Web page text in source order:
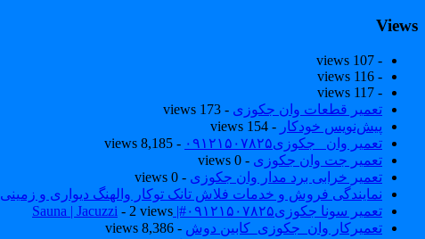
Views
- 107 views
- 116 views
- 117 views
تعمیر قطعات وان جکوزی - 173 views
پیش‌نویس خودکار - 154 views
تعمیر وان _جکوزی۰۹۱۲۱۵۰۷۸۲۵
- 8,185 views
تعمیر جت وان جکوزی - 0 views
تعمیر خرابی برد مدار وان جکوزی - 0 views
نمایندگی فروش و خدمات فلاش تانک توکار والهنگ دیواری و زمینی ۲۲۴۲۰۴۶۰
تعمیر سونا جکوزی۰۹۱۲۱۵۰۷۸۲۵#| Sauna | Jacuzzi
- 2 views
تعمیرکار وان_جکوزی_کابین دوش - 8,386 views